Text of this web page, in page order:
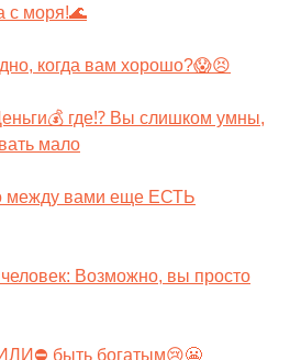
с моря!🌊
когда вам хорошо?😱😣
где⁉️ Вы слишком умны,
мало
между вами еще ЕСТЬ
Возможно, вы просто
быть богатым😢😬